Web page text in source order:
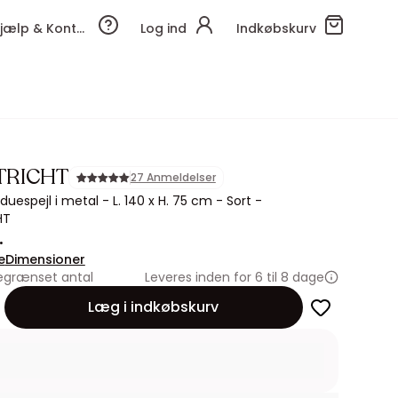
Hjælp & Kontakt Log ind Indkøbskurv
27 Anmeldelser
i metal - L. 140 x H. 75 cm - Sort -
Dimensioner
antal
Leveres inden for 6 til 8 dage
Læg i indkøbskurv